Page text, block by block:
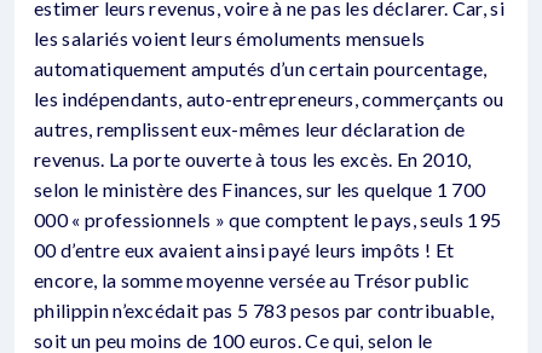
estimer leurs revenus, voire à ne pas les déclarer. Car, si
les salariés voient leurs émoluments mensuels
automatiquement amputés d’un certain pourcentage,
les indépendants, auto-entrepreneurs, commerçants ou
autres, remplissent eux-mêmes leur déclaration de
revenus. La porte ouverte à tous les excès. En 2010,
selon le ministère des Finances, sur les quelque 1 700
000 « professionnels » que comptent le pays, seuls 195
00 d’entre eux avaient ainsi payé leurs impôts ! Et
encore, la somme moyenne versée au Trésor public
philippin n’excédait pas 5 783 pesos par contribuable,
soit un peu moins de 100 euros. Ce qui, selon le